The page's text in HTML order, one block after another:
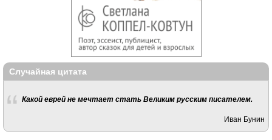
Случайная цитата
Какой еврей не мечтает стать Великим русским писателем.
Иван Бунин